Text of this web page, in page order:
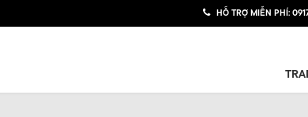
HỖ TRỢ MIỄN PHÍ: